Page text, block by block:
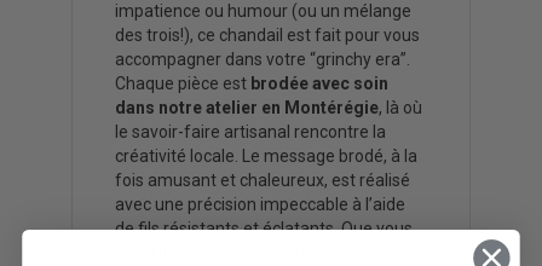
impatience ou humour (ou un mélange
des trois!), ce chandail est fait pour vous
accompagner dans votre “grinchy era”.
Chaque pièce est brodée avec soin
dans notre atelier en Montérégie, là où
le savoir-faire artisanal rencontre la
créativité locale. Le message brodé, à la
fois amusant et chaleureux, est réalisé
avec une précision impeccable à l’aide
de fils résistants et éclatants. Que vous